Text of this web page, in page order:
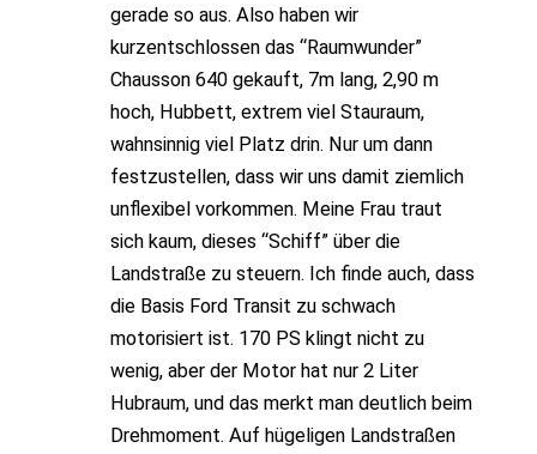
gerade so aus. Also haben wir
kurzentschlossen das “Raumwunder”
Chausson 640 gekauft, 7m lang, 2,90 m
hoch, Hubbett, extrem viel Stauraum,
wahnsinnig viel Platz drin. Nur um dann
festzustellen, dass wir uns damit ziemlich
unflexibel vorkommen. Meine Frau traut
sich kaum, dieses “Schiff” über die
Landstraße zu steuern. Ich finde auch, dass
die Basis Ford Transit zu schwach
motorisiert ist. 170 PS klingt nicht zu
wenig, aber der Motor hat nur 2 Liter
Hubraum, und das merkt man deutlich beim
Drehmoment. Auf hügeligen Landstraßen